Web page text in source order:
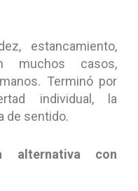
estancamiento,
muchos casos,
Terminó por
individual, la
de sentido.
alternativa con